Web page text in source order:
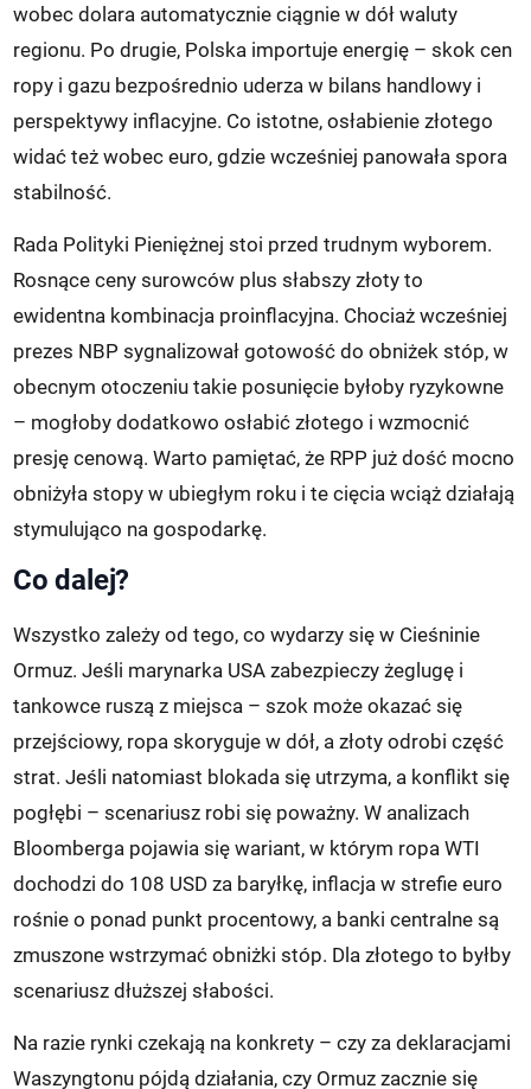
wobec dolara automatycznie ciągnie w dół waluty
regionu. Po drugie, Polska importuje energię – skok cen
ropy i gazu bezpośrednio uderza w bilans handlowy i
perspektywy inflacyjne. Co istotne, osłabienie złotego
widać też wobec euro, gdzie wcześniej panowała spora
stabilność.
Rada Polityki Pieniężnej stoi przed trudnym wyborem.
Rosnące ceny surowców plus słabszy złoty to
ewidentna kombinacja proinflacyjna. Chociaż wcześniej
prezes NBP sygnalizował gotowość do obniżek stóp, w
obecnym otoczeniu takie posunięcie byłoby ryzykowne
– mogłoby dodatkowo osłabić złotego i wzmocnić
presję cenową. Warto pamiętać, że RPP już dość mocno
obniżyła stopy w ubiegłym roku i te cięcia wciąż działają
stymulująco na gospodarkę.
Co dalej?
Wszystko zależy od tego, co wydarzy się w Cieśninie
Ormuz. Jeśli marynarka USA zabezpieczy żeglugę i
tankowce ruszą z miejsca – szok może okazać się
przejściowy, ropa skoryguje w dół, a złoty odrobi część
strat. Jeśli natomiast blokada się utrzyma, a konflikt się
pogłębi – scenariusz robi się poważny. W analizach
Bloomberga pojawia się wariant, w którym ropa WTI
dochodzi do 108 USD za baryłkę, inflacja w strefie euro
rośnie o ponad punkt procentowy, a banki centralne są
zmuszone wstrzymać obniżki stóp. Dla złotego to byłby
scenariusz dłuższej słabości.
Na razie rynki czekają na konkrety – czy za deklaracjami
Waszyngtonu pójdą działania, czy Ormuz zacznie się